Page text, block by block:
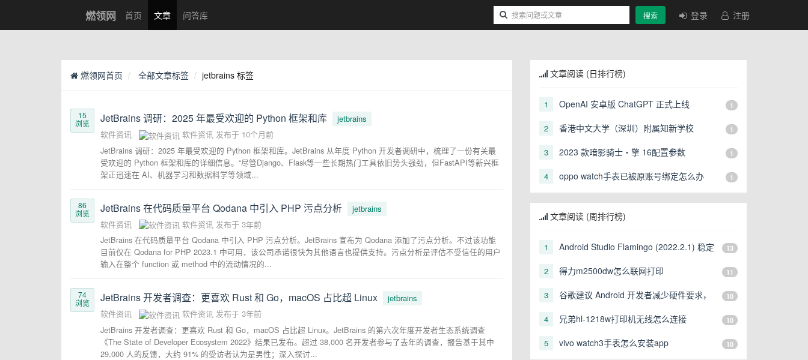
燃领网 首页 文章 问答库 搜索 登录 注册
燃领网首页 全部文章标签 jetbrains 标签
15
浏览
JetBrains 调研：2025 年最受欢迎的 Python 框架和库
jetbrains
软件资讯
软件资讯 发布于 10个月前
JetBrains 调研：2025 年最受欢迎的 Python 框架和库。JetBrains 从年度 Python 开发者调研中，梳理了一份有关最
受欢迎的 Python 框架和库的详细信息。“尽管Django、Flask等一些长期热门工具依旧势头强劲，但FastAPI等新兴框
架正迅速在 AI、机器学习和数据科学等领域...
86
浏览
JetBrains 在代码质量平台 Qodana 中引入 PHP 污点分析
jetbrains
软件资讯
软件资讯 发布于 3年前
JetBrains 在代码质量平台 Qodana 中引入 PHP 污点分析。JetBrains 宣布为 Qodana 添加了污点分析。不过该功能
目前仅在 Qodana for PHP 2023.1 中可用，该公司承诺很快为其他语言也提供支持。污点分析是评估不受信任的用户
输入在整个 function 或 method 中的流动情况的...
74
浏览
JetBrains 开发者调查：更喜欢 Rust 和 Go，macOS 占比超 Linux
jetbrains
软件资讯
软件资讯 发布于 3年前
JetBrains 开发者调查：更喜欢 Rust 和 Go，macOS 占比超 Linux。JetBrains 的第六次年度开发者生态系统调查
《The State of Developer Ecosystem 2022》结果已发布。超过 38,000 名开发者参与了去年的调查，报告基于其中
29,000 人的反馈，大约 91% 的受访者认为是男性；深入探讨...
文章阅读 (日排行榜)
1 OpenAI 安卓版 ChatGPT 正式上线 1
2 香港中文大学（深圳）附属知新学校 1
3 2023 款暗影骑士・擎 16配置参数 1
4 oppo watch手表已被原账号绑定怎么办 1
文章阅读 (周排行榜)
1
Android Studio Flamingo (2022.2.1) 稳定
13
2 得力m2500dw怎么联网打印 11
3
谷歌建议 Android 开发者减少硬件要求，
10
4 兄弟hl-1218w打印机无线怎么连接 10
5 vivo watch3手表怎么安装app 10